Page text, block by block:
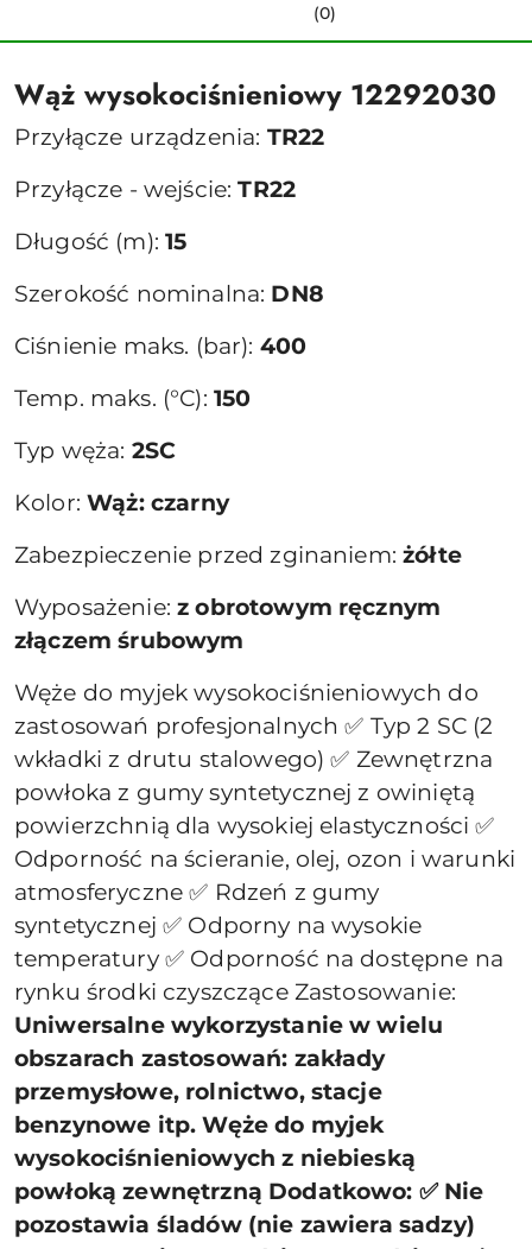
(0)
Wąż wysokociśnieniowy 12292030
Przyłącze urządzenia: TR22
Przyłącze - wejście:TR22
Długość (m):15
Szerokość nominalna: DN8
Ciśnienie maks. (bar): 400
Temp. maks. (°C): 150
Typ węża: 2SC
Kolor:Wąż: czarny
Zabezpieczenie przed zginaniem:żółte
Wyposażenie:z obrotowym ręcznym
złączem śrubowym
Węże do myjek wysokociśnieniowych do
zastosowań profesjonalnych ✅ Typ 2 SC (2
wkładki z drutu stalowego) ✅ Zewnętrzna
powłoka z gumy syntetycznej z owiniętą
powierzchnią dla wysokiej elastyczności ✅
Odporność na ścieranie, olej, ozon i warunki
atmosferyczne ✅ Rdzeń z gumy
syntetycznej ✅ Odporny na wysokie
temperatury ✅ Odporność na dostępne na
rynku środki czyszczące Zastosowanie:
Uniwersalne wykorzystanie w wielu
obszarach zastosowań: zakłady
przemysłowe, rolnictwo, stacje
benzynowe itp. Węże do myjek
wysokociśnieniowych z niebieską
powłoką zewnętrzną Dodatkowo: ✅ Nie
pozostawia śladów (nie zawiera sadzy)